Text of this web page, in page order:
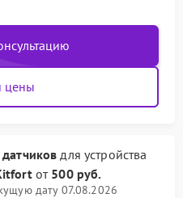
цены
для устройства
от 500 руб.
дату 07.08.2026